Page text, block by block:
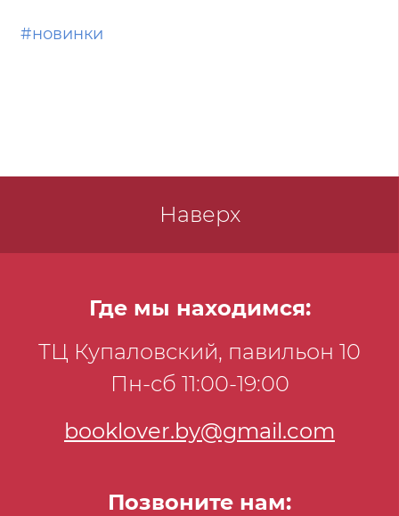
#новинки
Наверх
Где мы находимся:
ТЦ Купаловский, павильон 10
Пн-сб 11:00-19:00
booklover.by@gmail.com
Позвоните нам: